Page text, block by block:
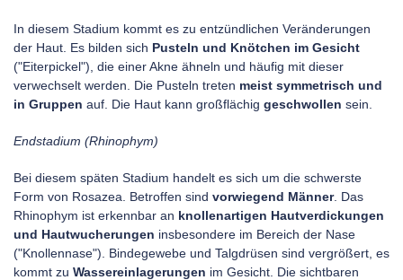
In diesem Stadium kommt es zu entzündlichen Veränderungen
der Haut. Es bilden sich Pusteln und Knötchen im Gesicht
("Eiterpickel"), die einer Akne ähneln und häufig mit dieser
verwechselt werden. Die Pusteln treten meist symmetrisch und
in Gruppen auf. Die Haut kann großflächig geschwollen sein.
Endstadium (Rhinophym)
Bei diesem späten Stadium handelt es sich um die schwerste
Form von Rosazea. Betroffen sind vorwiegend Männer. Das
Rhinophym ist erkennbar an knollenartigen Hautverdickungen
und Hautwucherungen insbesondere im Bereich der Nase
("Knollennase"). Bindegewebe und Talgdrüsen sind vergrößert, es
kommt zu Wassereinlagerungen im Gesicht. Die sichtbaren